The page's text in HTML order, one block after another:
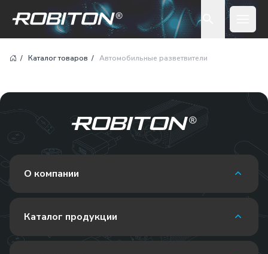
Каталог товаров Автомобильные разветвители
О компании
Каталог продукции